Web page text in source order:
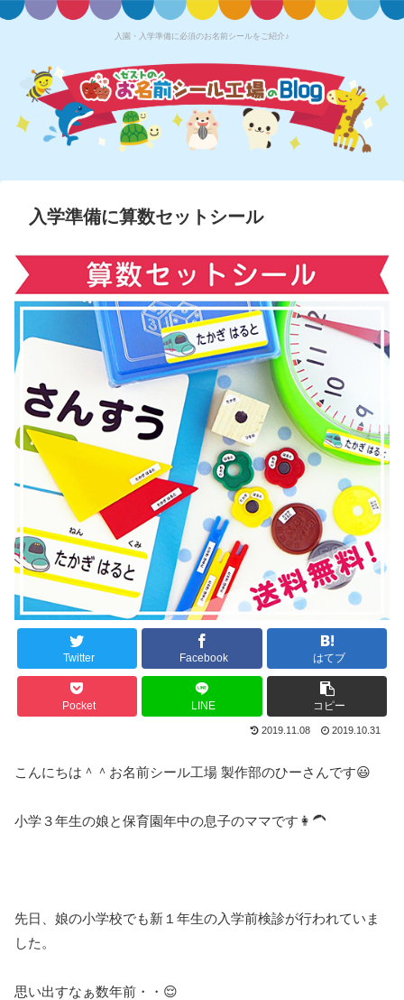
入園・入学準備に必須のお名前シールをご紹介♪
入学準備に算数セットシール
Twitter Facebook はてブ
Pocket LINE コピー
2019.11.08 2019.10.31
こんにちは＾＾お名前シール工場 製作部のひーさんです😃
小学３年生の娘と保育園年中の息子のママです👩‍🦱
先日、娘の小学校でも新１年生の入学前検診が行われていま
した。
思い出すなぁ数年前・・😌